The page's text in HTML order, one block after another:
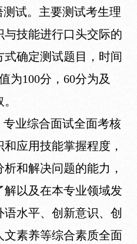
试。主要测试考生理
技能进行口头交际的
确定测试题目，时间
为100分，60分为及
专业综合面试全面考核
应用技能掌握程度，
和解决问题的能力，
解以及在本专业领域发
水平、创新意识、创
文素养等综合素质全面